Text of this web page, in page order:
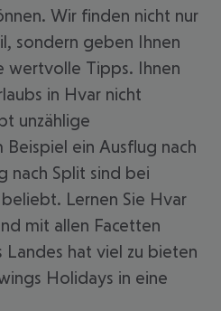
Wir finden nicht nur
sondern geben Ihnen
wertvolle Tipps. Ihnen
in Hvar nicht
unzählige
ein Ausflug nach
nach Split sind bei
Lernen Sie Hvar
mit allen Facetten
Landes hat viel zu bieten
Holidays in eine